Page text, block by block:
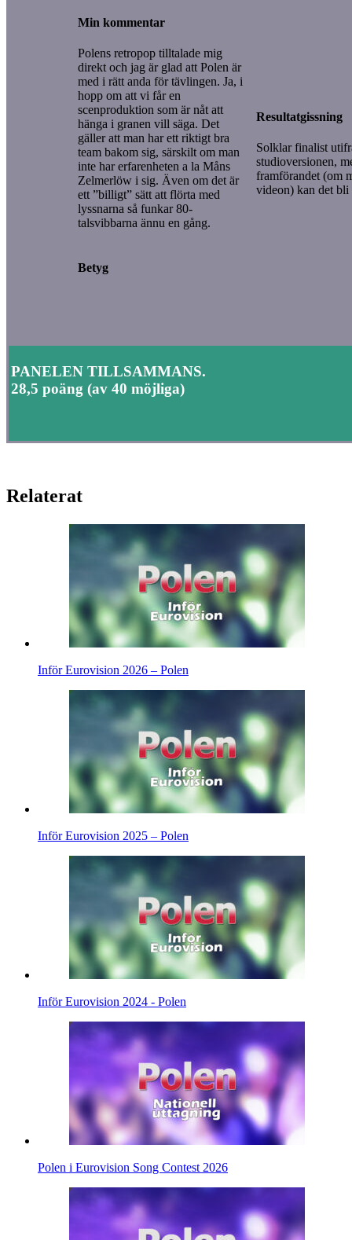
Min kommentar
Polens retropop tilltalade mig
direkt och jag är glad att Polen är
med i rätt anda för tävlingen. Ja, i
hopp om att vi får en
scenproduktion som är nåt att
hänga i granen vill säga. Det
gäller att man har ett riktigt bra
team bakom sig, särskilt om man
inte har erfarenheten a la Måns
Zelmerlöw i sig. Även om det är
ett ”billigt” sätt att flörta med
lyssnarna så funkar 80-
talsvibbarna ännu en gång.
Betyg
Resultatgissning
Solklar finalist
studioversionen,
framförandet (om
videon) kan det bli
PANELEN TILLSAMMANS.
28,5 poäng (av 40 möjliga)
Relaterat
Inför Eurovision 2026 – Polen
Inför Eurovision 2025 – Polen
Inför Eurovision 2024 - Polen
Polen i Eurovision Song Contest 2026